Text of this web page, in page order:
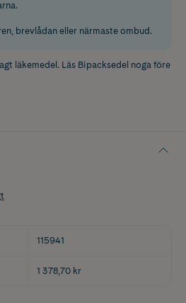
brevlådan eller närmaste ombud.
läkemedel. Läs Bipacksedel noga före
115941
1 378,70 kr